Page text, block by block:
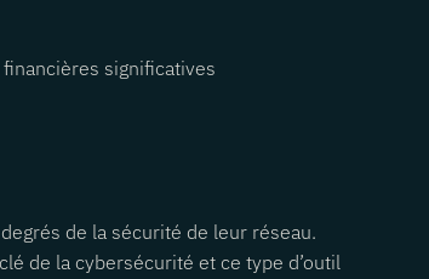
significatives
de la sécurité de leur réseau.
de la cybersécurité et ce type d’outil